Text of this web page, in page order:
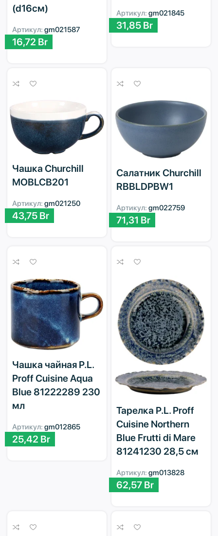
(d16см)
Артикул: gm021587
16,72 Br
Артикул: gm021845
31,85 Br
Чашка Churchill
MOBLCB201
Артикул: gm021250
43,75 Br
Салатник Churchill
RBBLDPBW1
Артикул: gm022759
71,31 Br
Чашка чайная P.L.
Proff Cuisine Aqua
Blue 81222289 230
мл
Артикул: gm012865
25,42 Br
Тарелка P.L. Proff
Cuisine Northern
Blue Frutti di Mare
81241230 28,5 см
Артикул: gm013828
62,57 Br